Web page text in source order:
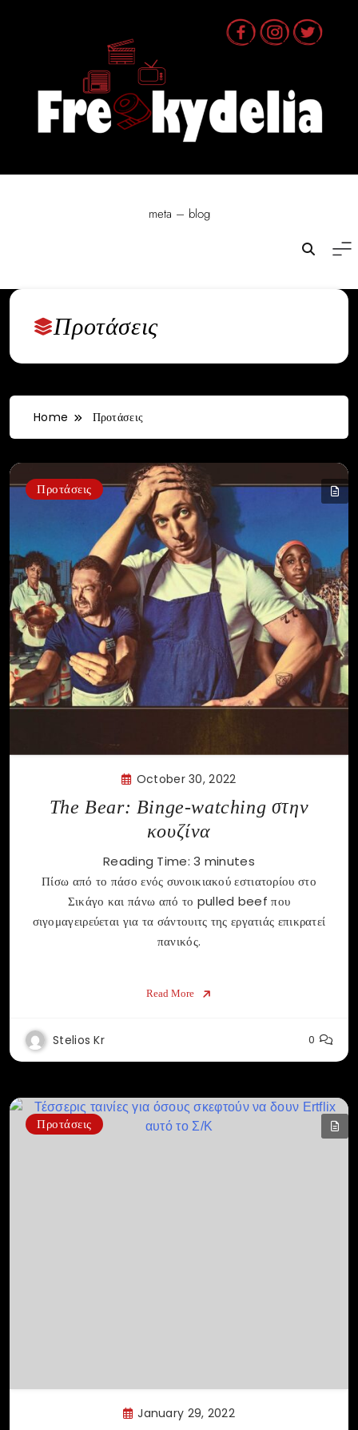
meta – blog
Προτάσεις
Home Προτάσεις
Προτάσεις
October 30, 2022
The Bear: Binge-watching στην
κουζίνα
Reading Time:3 minutes
Πίσω από το πάσο ενός συνοικιακού εστιατορίου στο
Σικάγο και πάνω από το pulled beef που
σιγομαγειρεύεται για τα σάντουιτς της εργατιάς επικρατεί
πανικός.
Read More
Stelios Kr 0
Προτάσεις
January 29, 2022